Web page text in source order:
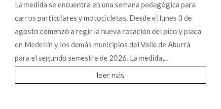
La medida se encuentra en una semana pedagógica para
carros particulares y motocicletas. Desde el lunes 3 de
agosto comenzó a regir la nueva rotación del pico y placa
en Medellín y los demás municipios del Valle de Aburrá
para el segundo semestre de 2026. La medida,...
leer más